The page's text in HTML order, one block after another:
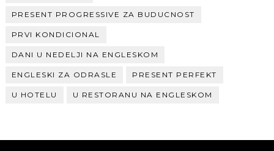
PRESENT PROGRESSIVE ZA BUDUCNOST
PRVI KONDICIONAL
DANI U NEDELJI NA ENGLESKOM
ENGLESKI ZA ODRASLE PRESENT PERFEKT
U HOTELU U RESTORANU NA ENGLESKOM